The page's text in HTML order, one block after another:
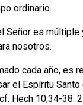
ordinario.
Señor es
nosotros.
cada año, es
el Espíritu
Hech 10,34-38: